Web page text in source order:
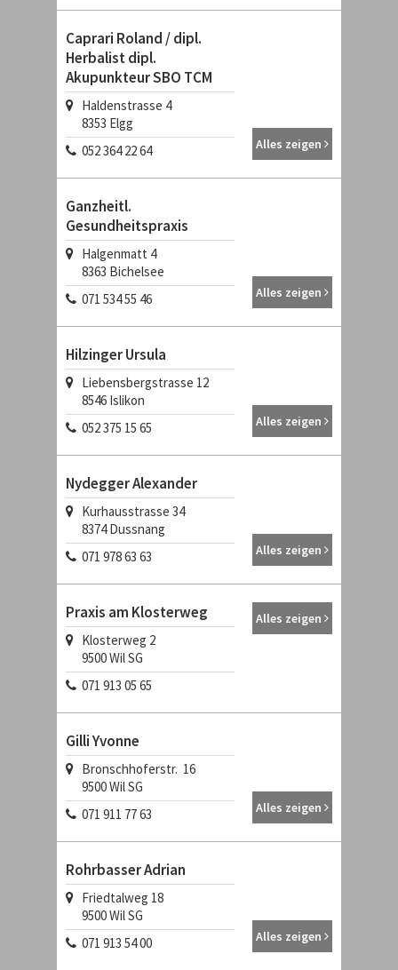
Caprari Roland / dipl.
Herbalist dipl.
Akupunkteur SBO TCM
Haldenstrasse 4
8353 Elgg
052 364 22 64
Alles zeigen
Ganzheitl.
Gesundheitspraxis
Halgenmatt 4
8363 Bichelsee
071 534 55 46
Alles zeigen
Hilzinger Ursula
Liebensbergstrasse 12
8546 Islikon
052 375 15 65
Alles zeigen
Nydegger Alexander
Kurhausstrasse 34
8374 Dussnang
071 978 63 63
Alles zeigen
Praxis am Klosterweg
Klosterweg 2
9500Wil SG
071 913 05 65
Alles zeigen
Gilli Yvonne
Bronschhoferstr. 16
9500Wil SG
071 911 77 63
Alles zeigen
Rohrbasser Adrian
Friedtalweg 18
9500Wil SG
071 913 54 00
Alles zeigen